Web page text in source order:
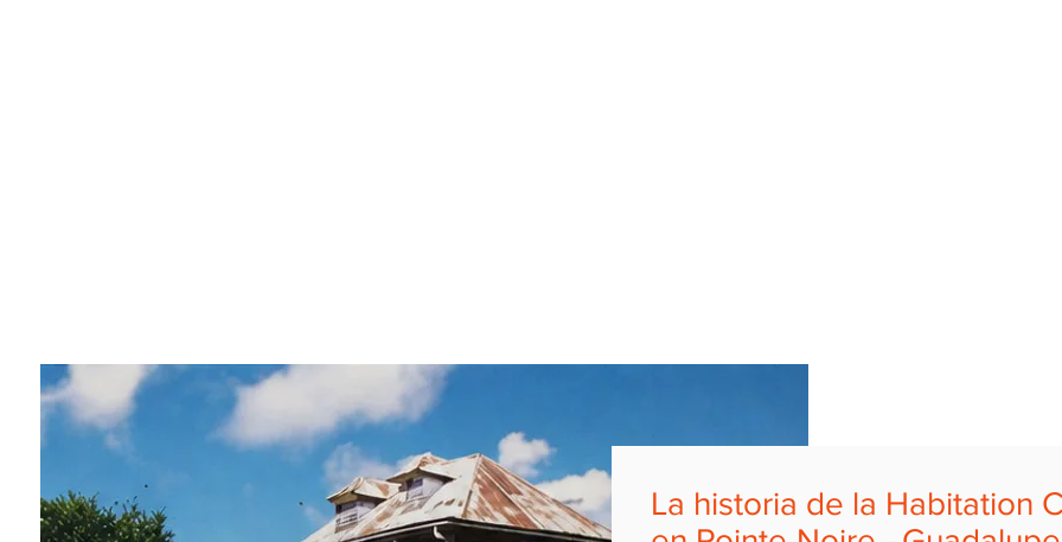
La historia de la Habitation